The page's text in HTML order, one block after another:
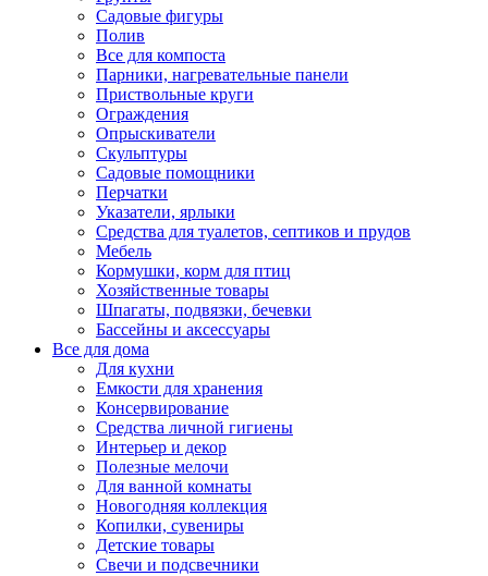
Садовые фигуры
Полив
Все для компоста
Парники, нагревательные панели
Приствольные круги
Ограждения
Опрыскиватели
Скульптуры
Садовые помощники
Перчатки
Указатели, ярлыки
Средства для туалетов, септиков и прудов
Мебель
Кормушки, корм для птиц
Хозяйственные товары
Шпагаты, подвязки, бечевки
Бассейны и аксессуары
Все для дома
Для кухни
Емкости для хранения
Консервирование
Средства личной гигиены
Интерьер и декор
Полезные мелочи
Для ванной комнаты
Новогодняя коллекция
Копилки, сувениры
Детские товары
Свечи и подсвечники